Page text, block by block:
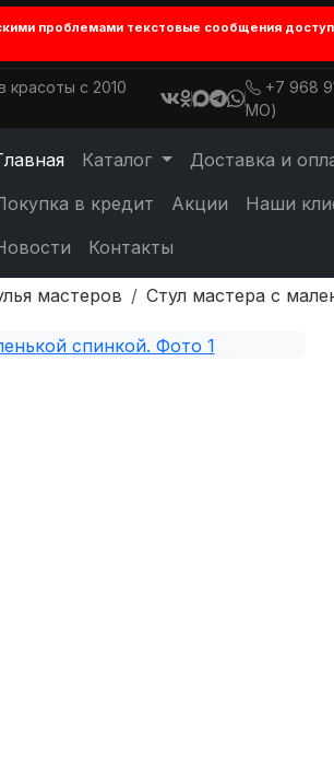
проблемами текстовые сообщения
красоты с 2010
+7 968
МО)
Каталог Доставка и
в кредит
Акции Наши
Контакты
мастеров Стул мастера с